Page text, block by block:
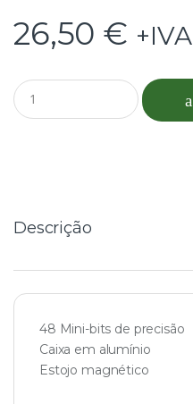
26,50 € +IVA
Q
u
Descrição
48 Mini-bits de precisão
Caixa em alumínio
Estojo magnético